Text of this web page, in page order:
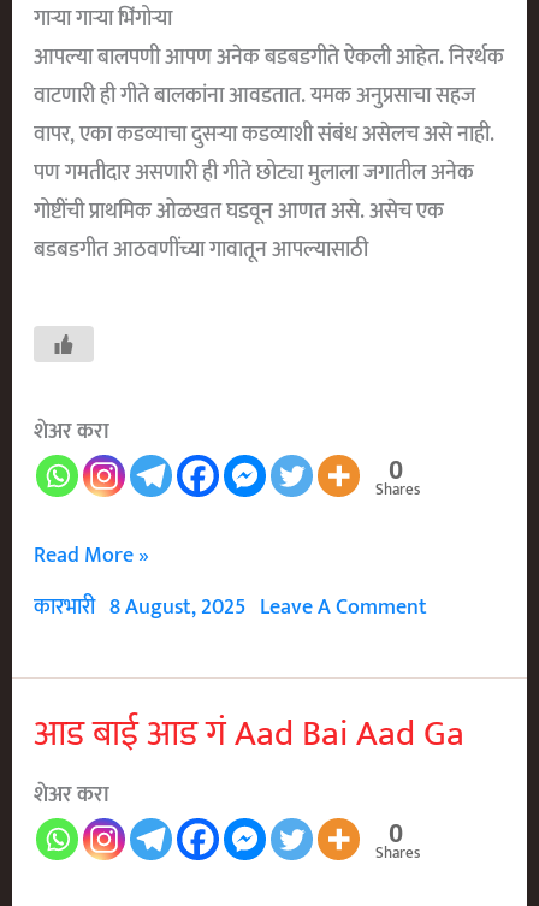
गाऱ्या गाऱ्या भिंगोऱ्या
आपल्या बालपणी आपण अनेक बडबडगीते ऐकली आहेत. निरर्थक
वाटणारी ही गीते बालकांना आवडतात. यमक अनुप्रसाचा सहज
वापर, एका कडव्याचा दुसऱ्या कडव्याशी संबंध असेलच असे नाही.
पण गमतीदार असणारी ही गीते छोट्या मुलाला जगातील अनेक
गोष्टींची प्राथमिक ओळखत घडवून आणत असे. असेच एक
बडबडगीत आठवणींच्या गावातून आपल्यासाठी
शेअर करा
0
Shares
गाऱ्या
गाऱ्या
Garya
Bhingorya
Read More »
कारभारी 8 August, 2025 Leave A Comment
आड बाई आड गं Aad Bai Aad Ga
शेअर करा
0
Shares